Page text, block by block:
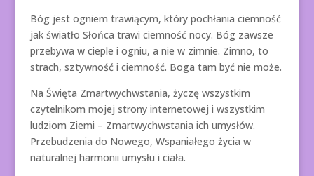
Bóg jest ogniem trawiącym, który pochłania ciemność
jak światło Słońca trawi ciemność nocy. Bóg zawsze
przebywa w cieple i ogniu, a nie w zimnie. Zimno, to
strach, sztywność i ciemność. Boga tam być nie może.
Na Święta Zmartwychwstania, życzę wszystkim
czytelnikom mojej strony internetowej i wszystkim
ludziom Ziemi – Zmartwychwstania ich umysłów.
Przebudzenia do Nowego, Wspaniałego życia w
naturalnej harmonii umysłu i ciała.